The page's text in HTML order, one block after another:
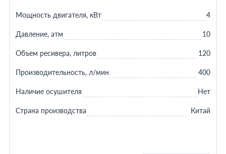
Мощность двигателя, кВт 4
Давление, атм 10
Объем ресивера, литров 120
Производительность, л/мин 400
Наличие осушителя Нет
Страна производства Китай